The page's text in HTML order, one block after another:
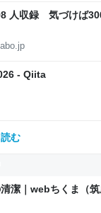
人収録 気づけば
- Qiita
む
潔｜webちくま（筑